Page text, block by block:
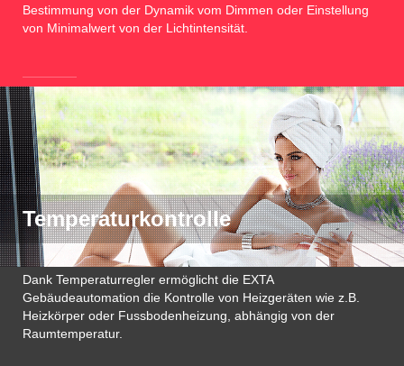
Bestimmung von der Dynamik vom Dimmen oder Einstellung
von Minimalwert von der Lichtintensität.
Temperaturkontrolle
Dank Temperaturregler ermöglicht die EXTA
Gebäudeautomation die Kontrolle von Heizgeräten wie z.B.
Heizkörper oder Fussbodenheizung, abhängig von der
Raumtemperatur.